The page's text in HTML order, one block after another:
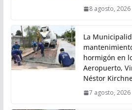
8 agosto, 2026
La
hormigón en
Aeropuerto,
Néstor
7 agosto, 2026